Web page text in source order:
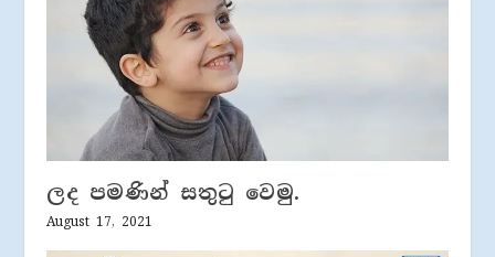
ලද පමණින් සතුටු වෙමු.
August 17, 2021